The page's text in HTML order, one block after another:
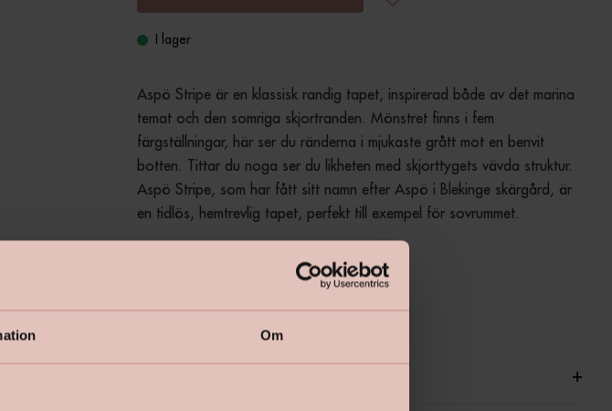
Om
I lager
Aspö Stripe är en klassisk randig tapet, inspirerad både av det marina
temat och den somriga skjortranden. Mönstret finns i fem
färgställningar, här ser du ränderna i mjukaste grått mot en benvit
botten. Tittar du noga ser du likheten med skjorttygets vävda struktur.
Aspö Stripe, som har fått sitt namn efter Aspö i Blekinge skärgård, är
en tidlös, hemtrevlig tapet, perfekt till exempel för sovrummet.
+